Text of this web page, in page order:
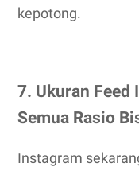
kepotong.
7. Ukuran Feed
Semua Rasio
Instagram